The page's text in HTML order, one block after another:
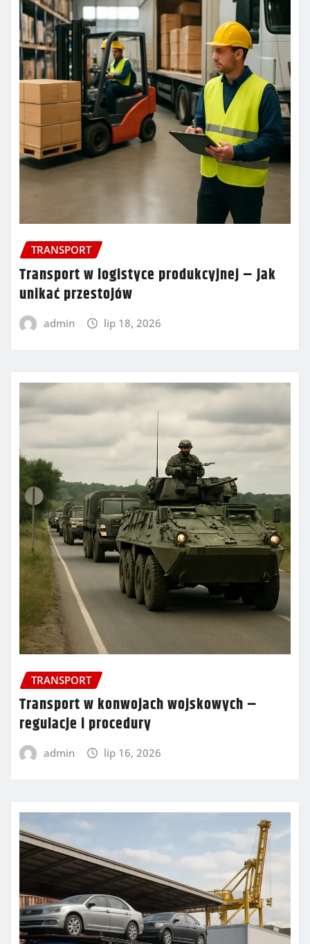
TRANSPORT
Transport w logistyce produkcyjnej – jak
unikać przestojów
admin lip 18, 2026
TRANSPORT
Transport w konwojach wojskowych –
regulacje i procedury
admin lip 16, 2026